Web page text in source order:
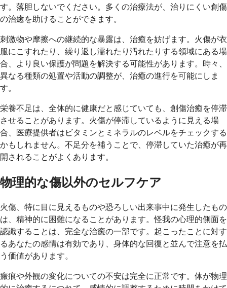
す。落胆しないでください。多くの治療法が、治りにくい創傷
の治癒を助けることができます。
刺激物や摩擦への継続的な暴露は、治癒を妨げます。火傷が衣
服にこすれたり、繰り返し濡れたり汚れたりする領域にある場
合、より良い保護が問題を解決する可能性があります。時々、
異なる種類の処置や活動の調整が、治癒の進行を可能にしま
す。
栄養不足は、全体的に健康だと感じていても、創傷治癒を停滞
させることがあります。火傷が停滞しているように見える場
合、医療提供者はビタミンとミネラルのレベルをチェックする
かもしれません。不足分を補うことで、停滞していた治癒が再
開されることがよくあります。
物理的な傷以外のセルフケア
火傷、特に目に見えるものや恐ろしい出来事中に発生したもの
は、精神的に困難になることがあります。怪我の心理的側面を
認識することは、完全な治癒の一部です。起こったことに対す
るあなたの感情は有効であり、身体的な回復と並んで注意を払
う価値があります。
瘢痕や外観の変化についての不安は完全に正常です。体が物理